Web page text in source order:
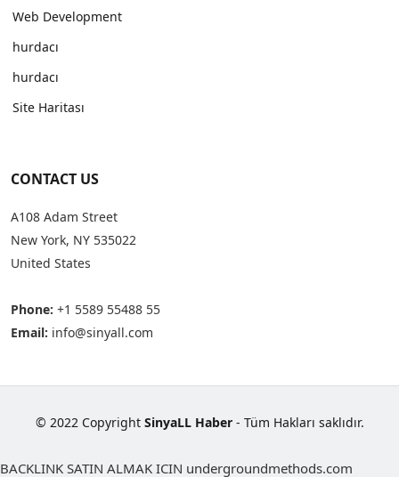
Web Development
hurdacı
hurdacı
Site Haritası
CONTACT US
A108 Adam Street
New York, NY 535022
United States
Phone: +1 5589 55488 55
Email: info@sinyall.com
© 2022 Copyright SinyaLL Haber- Tüm Hakları saklıdır.
BACKLINK SATIN ALMAK ICIN undergroundmethods.com